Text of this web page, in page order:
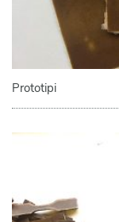
Prototipi